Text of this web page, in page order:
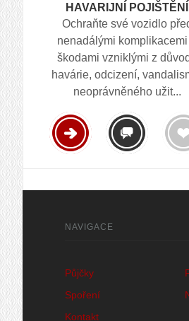
HAVARIJNÍ POJIŠTĚNÍ
Ochraňte své vozidlo
nenadálými komplikacemi
škodami vzniklými z
havárie, odcizení,
neoprávněného užit...
NAVIGACE
Půjčky
Spoření
Kontakt